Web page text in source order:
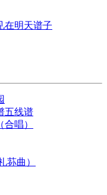
在明天谱子
五线谱
唱）
荪曲）